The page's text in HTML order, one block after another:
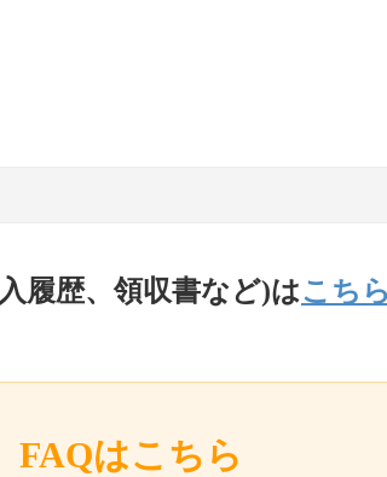
履歴、領収書など)はこちら
FAQはこちら